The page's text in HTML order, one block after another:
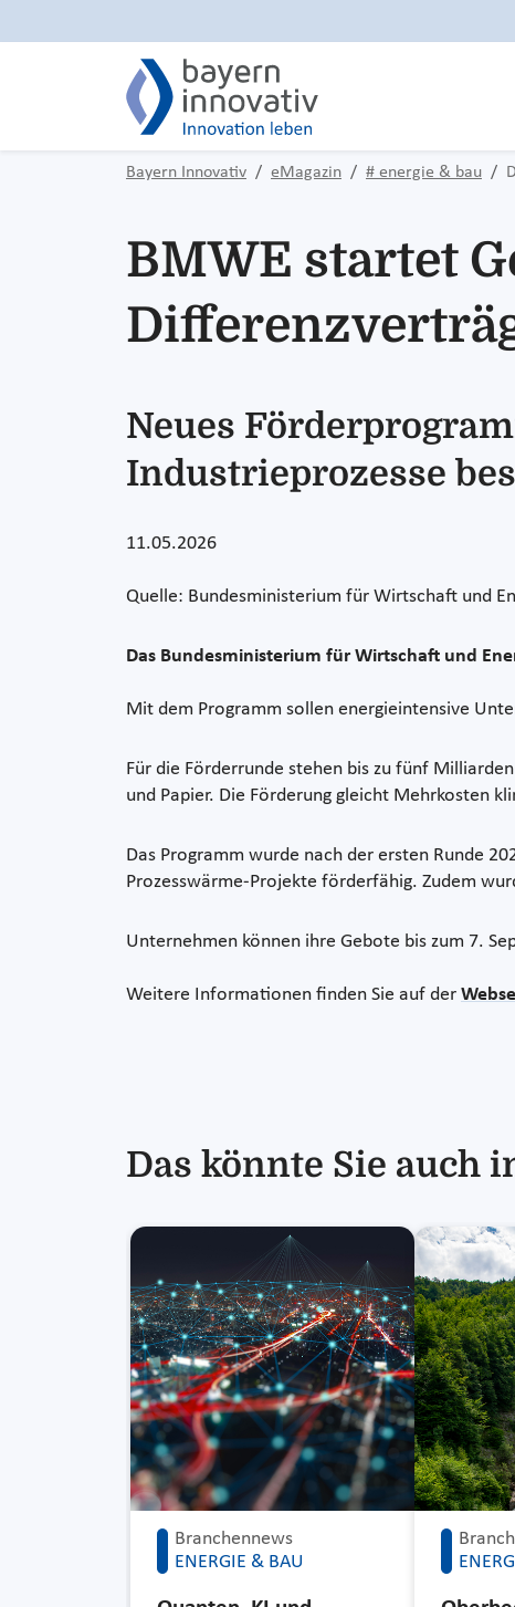
Bayern Innovativ eMagazin # energie & bau
BMWE startet
Neues
Industrieprozesse
11.05.2026
Quelle: Bundesministerium für Wirtschaft und
Das Bundesministerium für Wirtschaft und
Mit dem Programm sollen energieintensive
Für die Förderrunde stehen bis zu fünf
und Papier. Die Förderung gleicht Mehrkosten
Das Programm wurde nach der ersten Runde
Prozesswärme-Projekte förderfähig. Zudem
Unternehmen können ihre Gebote bis zum 7.
Weitere Informationen finden Sie auf der
Das könnte Sie auch
Branchennews
ENERGIE & BAU